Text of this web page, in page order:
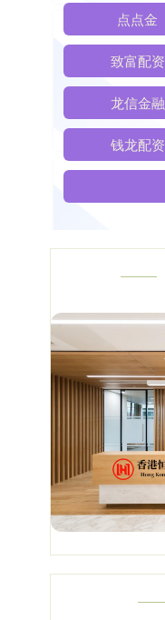
点点金
致富配资
龙信金融
钱龙配资